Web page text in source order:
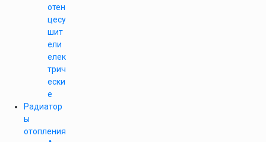
отен
цесу
шит
ели
елек
трич
ески
е
Радиатор
ы
отопления